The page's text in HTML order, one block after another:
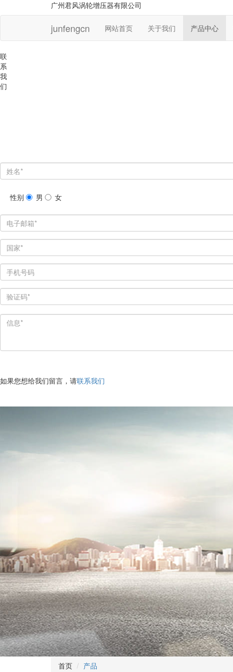
广州君风涡轮增压器有限公司
junfengcn 网站首页 关于我们 产品中心
联
系
我
们
性别 男 女
如果您想给我们留言，请联系我们
首页 产品